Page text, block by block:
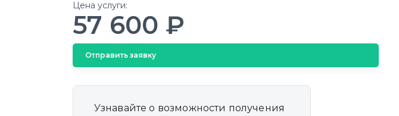
Цена услуги:
57 600 ₽
Отправить заявку
Узнавайте о возможности получения